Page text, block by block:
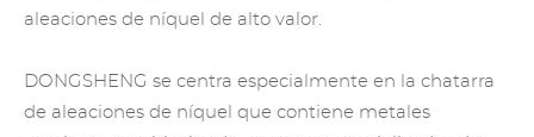
aleaciones de níquel de alto valor.
DONGSHENG se centra especialmente en la chatarra
de aleaciones de níquel que contiene metales